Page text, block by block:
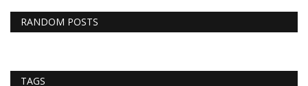
RANDOM POSTS
TAGS